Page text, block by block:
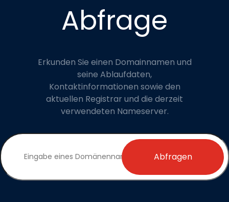
Abfrage
Erkunden Sie einen Domainnamen und
seine Ablaufdaten,
Kontaktinformationen sowie den
aktuellen Registrar und die derzeit
verwendeten Nameserver.
Abfragen